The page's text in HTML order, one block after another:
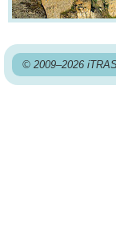
© 2009–2026